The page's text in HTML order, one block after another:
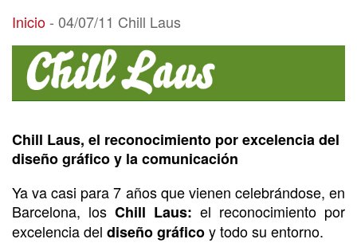
04/07/11 Chill Laus
Inicio- 04/07/11 Chill Laus
Chill Laus, el reconocimiento por excelencia del
diseño gráfico y la comunicación
Ya va casi para 7 años que vienen celebrándose, en
Barcelona, los Chill Laus: el reconocimiento por
excelencia del diseño gráficoy todo su entorno.